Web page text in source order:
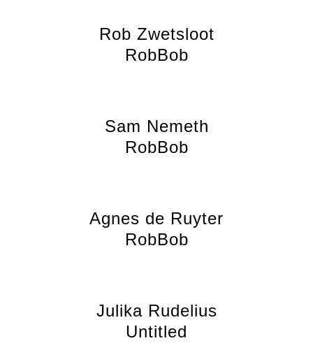
Rob Zwetsloot
RobBob
Sam Nemeth
RobBob
Agnes de Ruyter
RobBob
Julika Rudelius
Untitled